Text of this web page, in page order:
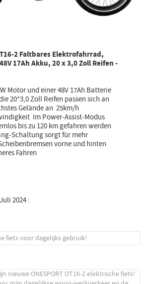
2 Faltbares Elektrofahrrad,
17Ah Akku, 20 x 3,0 Zoll Reifen -
Motor und einer 48V 17Ah Batterie
20*3,0 Zoll Reifen passen sich an
Gelände an 25km/h
Im Power-Assist-Modus
bis zu 120 km gefahren werden
Schaltung sorgt für mehr
vorne und hinten
Fahren
2024 :